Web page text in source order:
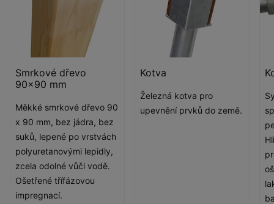
Smrkové dřevo
90x90 mm
Měkké smrkové dřevo 90
x 90 mm, bez jádra, bez
suků, lepené po vrstvách
polyuretanovými lepidly,
zcela odolné vůči vodě.
Ošetřené třífázovou
impregnací.
Kotva
Železná kotva pro
upevnění prvků do země.